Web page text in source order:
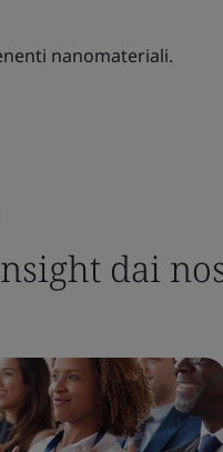
nanomateriali.
dai